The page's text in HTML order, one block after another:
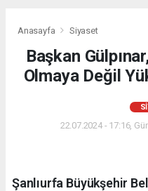
Anasayfa Siyaset
Başkan
Olmaya Değil
22.07.2024 - 17:16,
Şanlıurfa Büyükşehir